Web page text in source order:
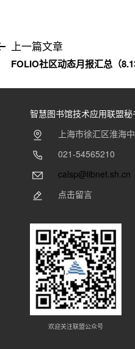
上一篇文章
FOLIO社区动态月报汇总（
智慧图书馆技术应用联盟秘
上海市徐汇区淮海
021-54565210
calsp@libnet.sh.cn
点击留言
欢迎关注联盟公众号